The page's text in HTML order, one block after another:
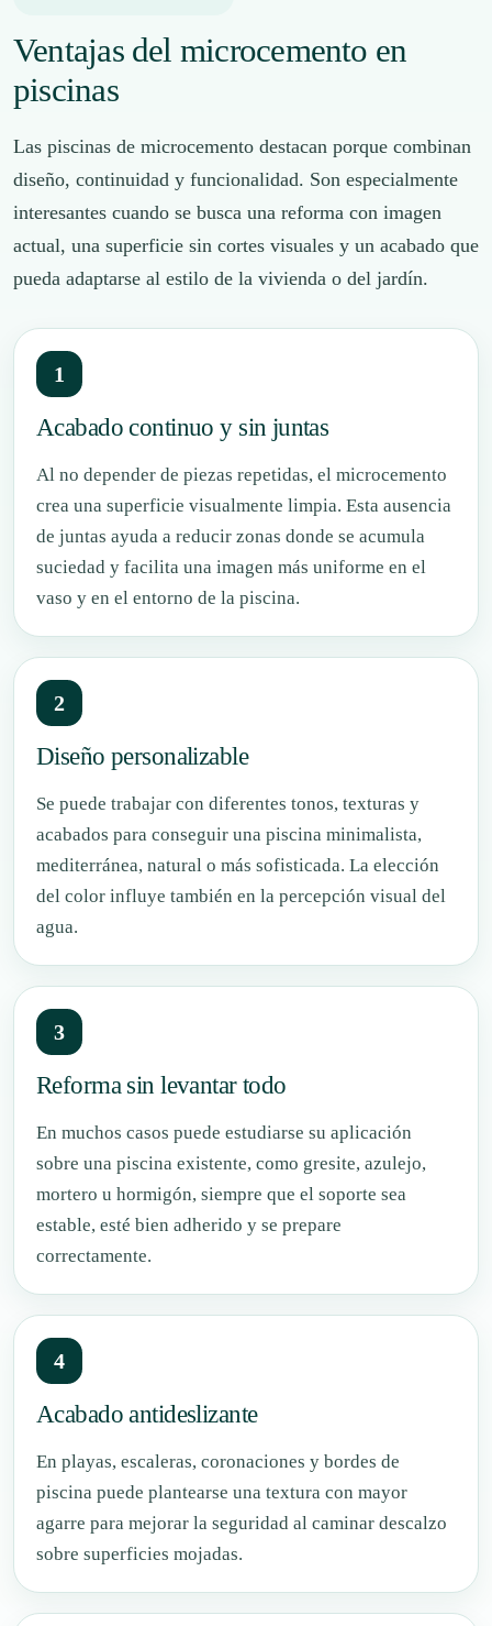
Ventajas del microcemento en
piscinas
Las piscinas de microcemento destacan porque combinan
diseño, continuidad y funcionalidad. Son especialmente
interesantes cuando se busca una reforma con imagen
actual, una superficie sin cortes visuales y un acabado que
pueda adaptarse al estilo de la vivienda o del jardín.
1
Acabado continuo y sin juntas
Al no depender de piezas repetidas, el microcemento
crea una superficie visualmente limpia. Esta ausencia
de juntas ayuda a reducir zonas donde se acumula
suciedad y facilita una imagen más uniforme en el
vaso y en el entorno de la piscina.
2
Diseño personalizable
Se puede trabajar con diferentes tonos, texturas y
acabados para conseguir una piscina minimalista,
mediterránea, natural o más sofisticada. La elección
del color influye también en la percepción visual del
agua.
3
Reforma sin levantar todo
En muchos casos puede estudiarse su aplicación
sobre una piscina existente, como gresite, azulejo,
mortero u hormigón, siempre que el soporte sea
estable, esté bien adherido y se prepare
correctamente.
4
Acabado antideslizante
En playas, escaleras, coronaciones y bordes de
piscina puede plantearse una textura con mayor
agarre para mejorar la seguridad al caminar descalzo
sobre superficies mojadas.